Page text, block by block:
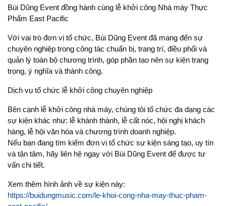
Bùi Dũng Event đồng hành cùng lễ khởi công Nhà máy Thực
Phẩm East Pacific
Với vai trò đơn vị tổ chức, Bùi Dũng Event đã mang đến sự
chuyên nghiệp trong công tác chuẩn bị, trang trí, điều phối và
quản lý toàn bộ chương trình, góp phần tạo nên sự kiện trang
trọng, ý nghĩa và thành công.
Dịch vụ tổ chức lễ khởi công chuyên nghiệp
Bên cạnh lễ khởi công nhà máy, chúng tôi tổ chức đa dạng các
sự kiện khác như: lễ khánh thành, lễ cất nóc, hội nghị khách
hàng, lễ hội văn hóa và chương trình doanh nghiệp.
Nếu bạn đang tìm kiếm đơn vị tổ chức sự kiện sáng tạo, uy tín
và tận tâm, hãy liên hệ ngay với Bùi Dũng Event để được tư
vấn chi tiết.
Xem thêm hình ảnh về sự kiện này:
https://buidungmusic.com/le-khoi-cong-nha-may-thuc-pham-